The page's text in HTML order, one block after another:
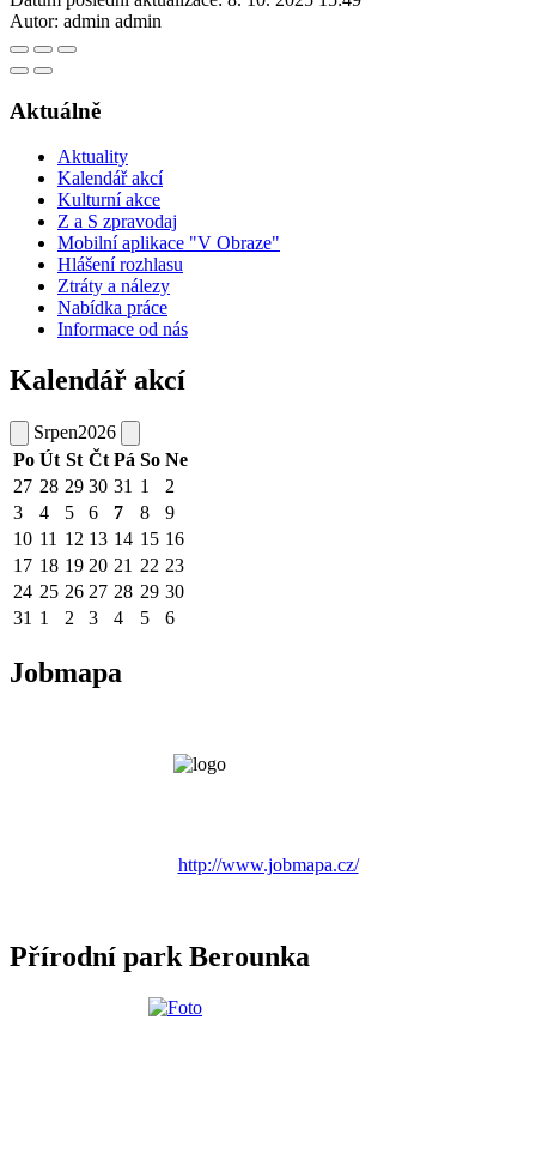
Autor: admin admin
Aktuálně
Aktuality
Kalendář akcí
Kulturní akce
Z a S zpravodaj
Mobilní aplikace "V Obraze"
Hlášení rozhlasu
Ztráty a nálezy
Nabídka práce
Informace od nás
Kalendář akcí
Srpen2026
Po Út St Čt Pá So Ne
27 28 29 30 31 1
2
3
4 5 6 7 8
9
10 11 12 13 14 15 16
17 18 19 20 21 22 23
24 25 26 27 28 29 30
31 1 2 3 4 5 6
Jobmapa
http://www.jobmapa.cz/
Přírodní park Berounka